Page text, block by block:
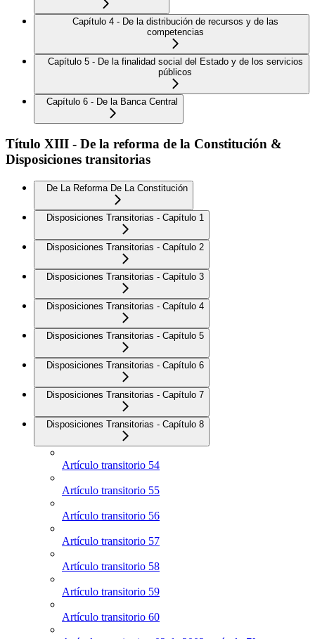
Capítulo 4 - De la distribución de recursos y de las
competencias
Capítulo 5 - De la finalidad social del Estado y de los servicios
públicos
Capítulo 6 - De la Banca Central
Título XIII - De la reforma de la Constitución &
Disposiciones transitorias
De La Reforma De La Constitución
Disposiciones Transitorias - Capítulo 1
Disposiciones Transitorias - Capítulo 2
Disposiciones Transitorias - Capítulo 3
Disposiciones Transitorias - Capítulo 4
Disposiciones Transitorias - Capítulo 5
Disposiciones Transitorias - Capítulo 6
Disposiciones Transitorias - Capítulo 7
Disposiciones Transitorias - Capítulo 8
Artículo transitorio 54
Artículo transitorio 55
Artículo transitorio 56
Artículo transitorio 57
Artículo transitorio 58
Artículo transitorio 59
Artículo transitorio 60